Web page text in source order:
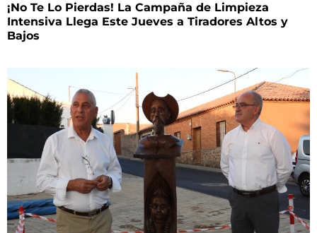
¡No Te Lo Pierdas! La Campaña de Limpieza
Intensiva Llega Este Jueves a Tiradores Altos y
Bajos